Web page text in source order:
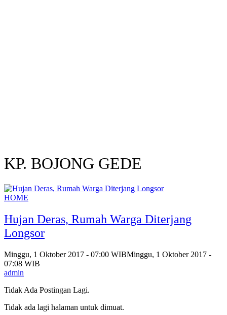
KP. BOJONG GEDE
HOME
Hujan Deras, Rumah Warga Diterjang
Longsor
Minggu, 1 Oktober 2017 - 07:00 WIBMinggu, 1 Oktober 2017 -
07:08 WIB
admin
Tidak Ada Postingan Lagi.
Tidak ada lagi halaman untuk dimuat.